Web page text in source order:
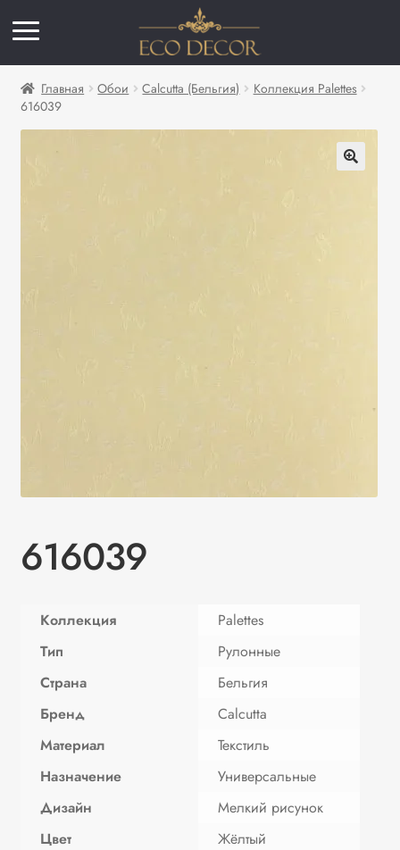
Главная Обои Calcutta (Бельгия)
Коллекция Palettes
616039
616039
Коллекция
Palettes
Тип
Рулонные
Страна
Бельгия
Бренд
Calcutta
Материал
Текстиль
Назначение
Универсальные
Дизайн
Мелкий рисунок
Цвет
Жёлтый